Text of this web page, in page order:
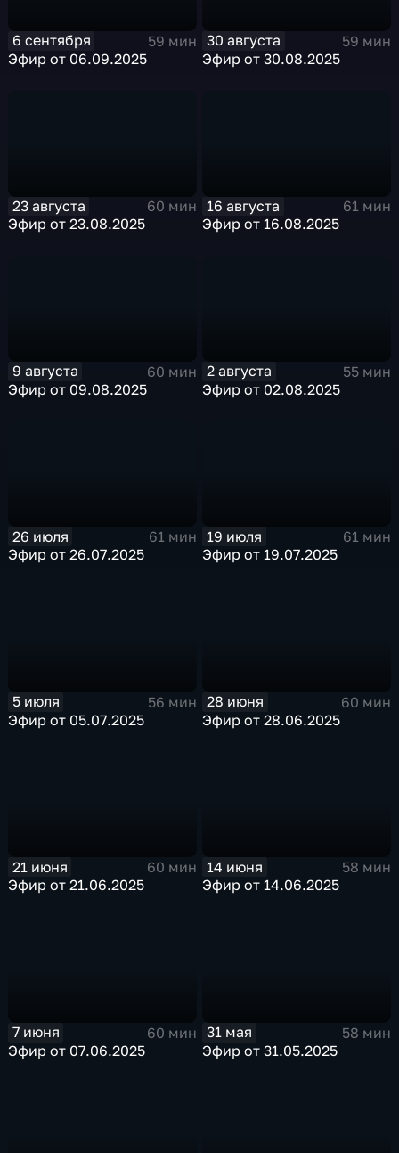
6 сентября
59 мин
Эфир от 06.09.2025
30 августа
59 мин
Эфир от 30.08.2025
23 августа
60 мин
Эфир от 23.08.2025
16 августа
61 мин
Эфир от 16.08.2025
9 августа
60 мин
Эфир от 09.08.2025
2 августа
55 мин
Эфир от 02.08.2025
26 июля
61 мин
Эфир от 26.07.2025
19 июля
61 мин
Эфир от 19.07.2025
5 июля
56 мин
Эфир от 05.07.2025
28 июня
60 мин
Эфир от 28.06.2025
21 июня
60 мин
Эфир от 21.06.2025
14 июня
58 мин
Эфир от 14.06.2025
7 июня
60 мин
Эфир от 07.06.2025
31 мая
58 мин
Эфир от 31.05.2025